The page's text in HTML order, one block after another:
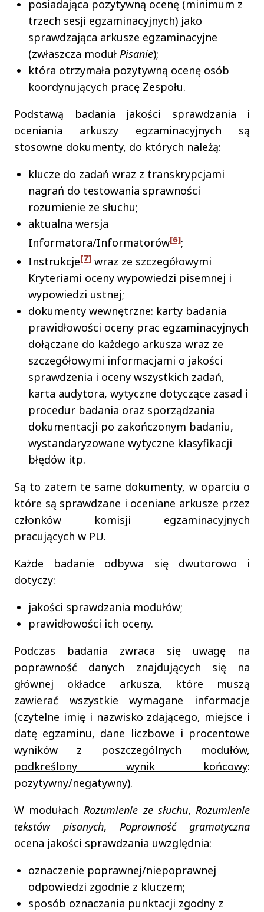
posiadająca pozytywną ocenę (minimum z
trzech sesji egzaminacyjnych) jako
sprawdzająca arkusze egzaminacyjne
(zwłaszcza moduł Pisanie);
która otrzymała pozytywną ocenę osób
koordynujących pracę Zespołu.
Podstawą badania jakości sprawdzania i
oceniania arkuszy egzaminacyjnych są
stosowne dokumenty, do których należą:
klucze do zadań wraz z transkrypcjami
nagrań do testowania sprawności
rozumienie ze słuchu;
aktualna wersja
Informatora/Informatorów[6];
Instrukcje[7] wraz ze szczegółowymi
Kryteriami oceny wypowiedzi pisemnej i
wypowiedzi ustnej;
dokumenty wewnętrzne: karty badania
prawidłowości oceny prac egzaminacyjnych
dołączane do każdego arkusza wraz ze
szczegółowymi informacjami o jakości
sprawdzenia i oceny wszystkich zadań,
karta audytora, wytyczne dotyczące zasad i
procedur badania oraz sporządzania
dokumentacji po zakończonym badaniu,
wystandaryzowane wytyczne klasyfikacji
błędów itp.
Są to zatem te same dokumenty, w oparciu o
które są sprawdzane i oceniane arkusze przez
członków komisji egzaminacyjnych
pracujących w PU.
Każde badanie odbywa się dwutorowo i
dotyczy:
jakości sprawdzania modułów;
prawidłowości ich oceny.
Podczas badania zwraca się uwagę na
poprawność danych znajdujących się na
głównej okładce arkusza, które muszą
zawierać wszystkie wymagane informacje
(czytelne imię i nazwisko zdającego, miejsce i
datę egzaminu, dane liczbowe i procentowe
wyników z poszczególnych modułów,
podkreślony wynik końcowy:
pozytywny/negatywny).
W modułachRozumienie ze słuchu,Rozumienie
tekstów pisanych, Poprawność gramatyczna
ocena jakości sprawdzania uwzględnia:
oznaczenie poprawnej/niepoprawnej
odpowiedzi zgodnie z kluczem;
sposób oznaczania punktacji zgodny z